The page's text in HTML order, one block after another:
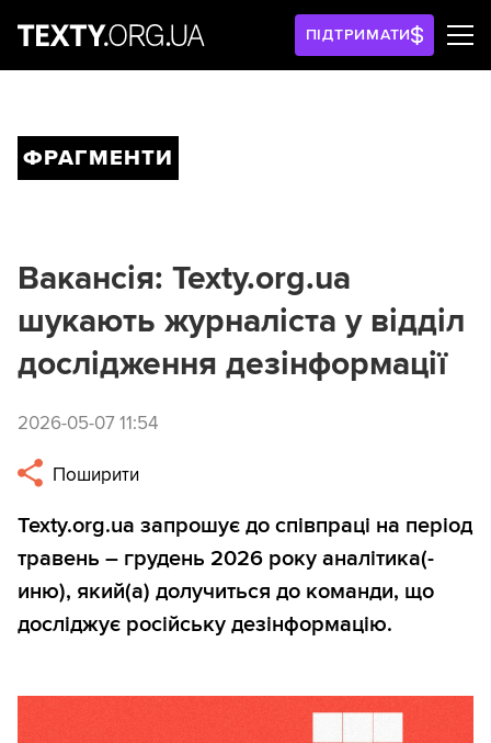
ПІДТРИМАТИ
ФРАГМЕНТИ
Вакансія: Texty.org.ua
шукають журналіста у відділ
дослідження дезінформації
2026-05-07 11:54
Поширити
Texty.org.ua запрошує до співпраці на період
травень – грудень 2026 року аналітика(-
иню), який(а) долучиться до команди, що
досліджує російську дезінформацію.